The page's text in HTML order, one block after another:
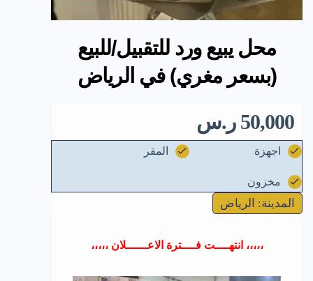
محل يبيع ورد للتقبيل/للبيع
(بسعر مغري) في الرياض
50,000 ر.س
اجهزة المقر
مخزون
المدينة: الرياض
،،،،، انتهــــت فــــترة الاعــــــلان ،،،،،